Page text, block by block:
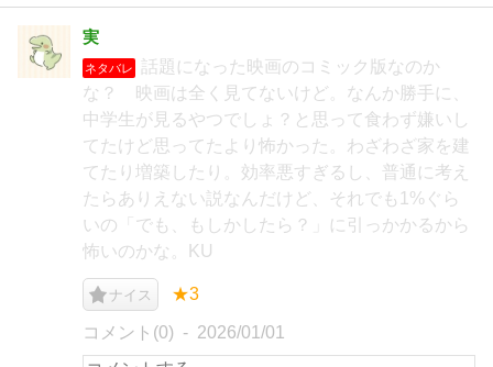
実
ネタバレ
話題になった映画のコミック版なのか
な？ 映画は全く見てないけど。なんか勝手に、
中学生が見るやつでしょ？と思って食わず嫌いし
てたけど思ってたより怖かった。わざわざ家を建
てたり増築したり。効率悪すぎるし、普通に考え
たらありえない説なんだけど、それでも1%ぐら
いの「でも、もしかしたら？」に引っかかるから
怖いのかな。KU
ナイス ★3
コメント(0) 2026/01/01